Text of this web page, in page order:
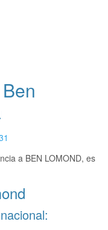
a BEN LOMOND, es